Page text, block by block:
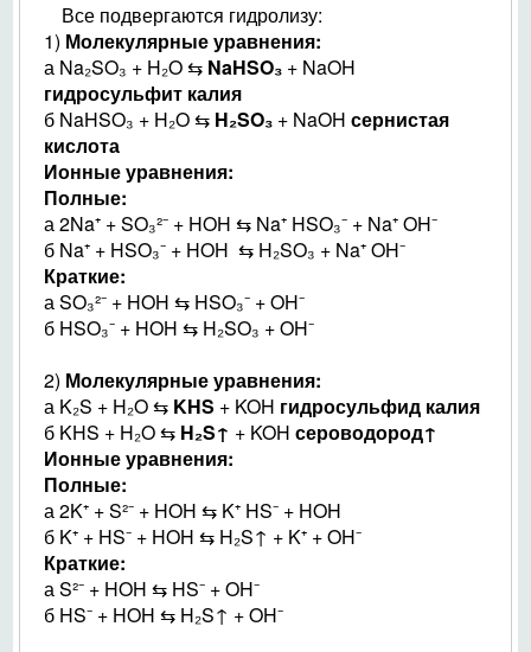
Все подвергаются гидролизу:
1) Молекулярные уравнения:
а Na₂SO₃ + H₂O ⇆ NaHSO₃ + NaOH
гидросульфит калия
б NaHSO₃ + H₂O ⇆ H₂SO₃ + NaOH сернистая
кислота
Ионные уравнения:
Полные:
а 2Na⁺ + SO₃²⁻ + HOH ⇆ Na⁺ HSO₃⁻ + Na⁺ OH⁻
б Na⁺ + HSO₃⁻ + HOH ⇆ H₂SO₃ + Na⁺ OH⁻
Краткие:
а SO₃²⁻ + HOH ⇆ HSO₃⁻ + OH⁻
б HSO₃⁻ + HOH ⇆ H₂SO₃ + OH⁻
2) Молекулярные уравнения:
а K₂S + H₂O ⇆ KHS + KOH гидросульфид калия
б KHS + H₂O ⇆ H₂S↑ + KOH сероводород↑
Ионные уравнения:
Полные:
а 2K⁺ + S²⁻ + HOH ⇆ K⁺ HS⁻ + HOH
б K⁺ + HS⁻ + HOH ⇆ H₂S↑ + K⁺ + OH⁻
Краткие:
а S²⁻ + HOH ⇆ HS⁻ + OH⁻
б HS⁻ + HOH ⇆ H₂S↑ + OH⁻